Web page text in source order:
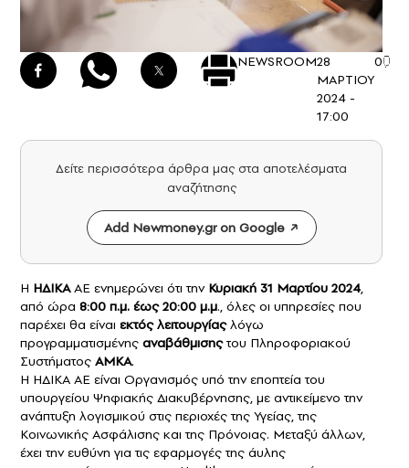
NEWSROOM28
ΜΑΡΤΙΟΥ
2024 -
17:00
0
Δείτε περισσότερα άρθρα μας στα αποτελέσματα
αναζήτησης
Add Newmoney.gr on Google
Η ΗΔΙΚΑΑΕ ενημερώνει ότι την Κυριακή 31 Μαρτίου 2024,
από ώρα 8:00 π.μ. έως 20:00 μ.μ., όλες οι υπηρεσίες που
παρέχει θα είναι εκτός λειτουργίαςλόγω
προγραμματισμένης αναβάθμισηςτου Πληροφοριακού
Συστήματος ΑΜΚΑ.
Η ΗΔΙΚΑ ΑΕ είναι Οργανισμός υπό την εποπτεία του
υπουργείου Ψηφιακής Διακυβέρνησης, με αντικείμενο την
ανάπτυξη λογισμικού στις περιοχές της Υγείας, της
Κοινωνικής Ασφάλισης και της Πρόνοιας. Μεταξύ άλλων,
έχει την ευθύνη για τις εφαρμογές της άυλης